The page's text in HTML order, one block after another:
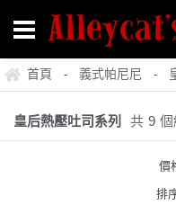
首頁 - 義式帕尼尼 -
皇后熱壓吐司系列 共 9 個
價
排